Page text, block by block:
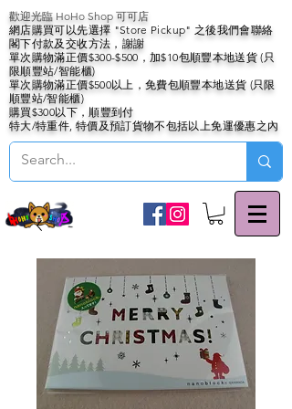
歡迎光臨 HoHo Shop 可可店
網店購買可以先選擇 "Store Pickup" 之後我們會聯絡
閣下付款及交收方法，謝謝
單次購物滿正價$300-$500，加$10包順豐本地送貨 (只
限順豐站/智能櫃)
單次購物滿正價$500以上，免費包順豐本地送貨 (只限
順豐站/智能櫃)
購買$300以下，順豐到付
特大/特重件, 特價及預訂貨物不包括以上免運優惠之內